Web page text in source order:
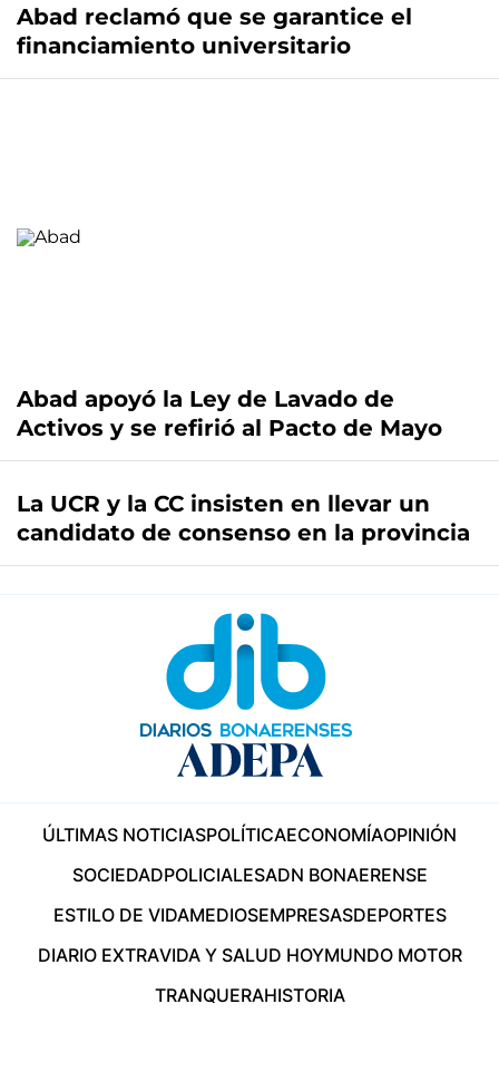
Abad reclamó que se garantice el
financiamiento universitario
Abad apoyó la Ley de Lavado de
Activos y se refirió al Pacto de Mayo
La UCR y la CC insisten en llevar un
candidato de consenso en la provincia
ÚLTIMAS NOTICIASPOLÍTICAECONOMÍAOPINIÓN
SOCIEDADPOLICIALESADN BONAERENSE
ESTILO DE VIDAMEDIOSEMPRESASDEPORTES
DIARIO EXTRAVIDA Y SALUD HOYMUNDO MOTOR
TRANQUERAHISTORIA